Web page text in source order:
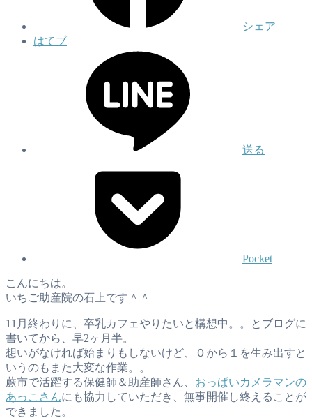
シェア
はてブ
送る
Pocket
こんにちは。
いちご助産院の石上です＾＾
11月終わりに、卒乳カフェやりたいと構想中。。とブログに
書いてから、早2ヶ月半。
想いがなければ始まりもしないけど、０から１を生み出すと
いうのもまた大変な作業。。
蕨市で活躍する保健師＆助産師さん、 おっぱいカメラマンの
あっこさんにも協力していただき、無事開催し終えることが
できました。